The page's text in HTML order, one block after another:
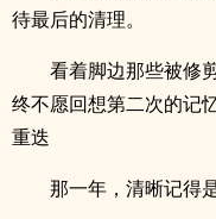
待最后的清理。
看着脚边那些被修
终不愿回想第二次的记
重迭
那一年，清晰记得